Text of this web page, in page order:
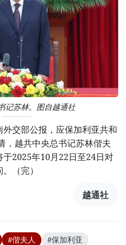
记苏林。图自越通社
交部公报，应保加利亚共和
，越共中央总书记苏林偕夫
于2025年10月22日至24日对
（完）
越通社
#偕夫人
#保加利亚